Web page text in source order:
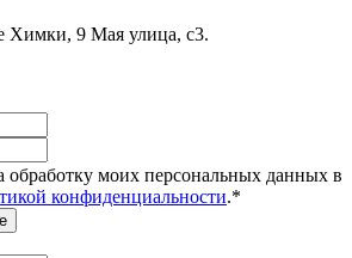
9 Мая улица, с3.
обработку моих персональных данных в
конфиденциальности.*